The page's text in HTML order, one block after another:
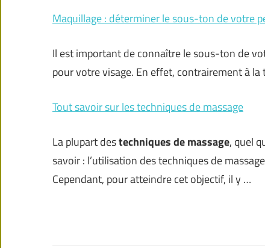
Maquillage : déterminer le sous-ton de votre
Il est important de connaître le sous-ton de
pour votre visage. En effet, contrairement à
Tout savoir sur les techniques de massage
La plupart destechniques de massage, quel
savoir : l’utilisation des techniques de
Cependant, pour atteindre cet objectif, il y …